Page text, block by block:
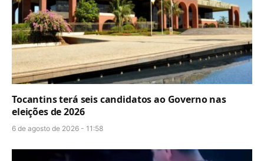
Tocantins terá seis candidatos ao Governo nas
eleições de 2026
6 de agosto de 2026 - 11:58